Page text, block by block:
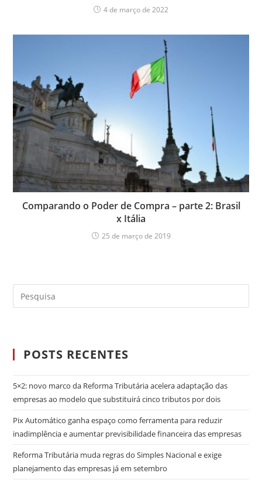
4 de março de 2022
Comparando o Poder de Compra – parte 2: Brasil
x Itália
25 de março de 2019
POSTS RECENTES
5×2: novo marco da Reforma Tributária acelera adaptação das
empresas ao modelo que substituirá cinco tributos por dois
Pix Automático ganha espaço como ferramenta para reduzir
inadimplência e aumentar previsibilidade financeira das empresas
Reforma Tributária muda regras do Simples Nacional e exige
planejamento das empresas já em setembro